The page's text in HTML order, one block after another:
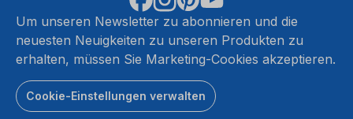
Um unseren Newsletter zu abonnieren und die
neuesten Neuigkeiten zu unseren Produkten zu
erhalten, müssen Sie Marketing-Cookies akzeptieren.
Cookie-Einstellungen verwalten